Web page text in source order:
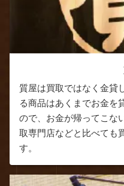
質屋は買取ではなく金貸
る商品はあくまでお金を
ので、お金が帰ってこな
取専門店などと比べても
す。